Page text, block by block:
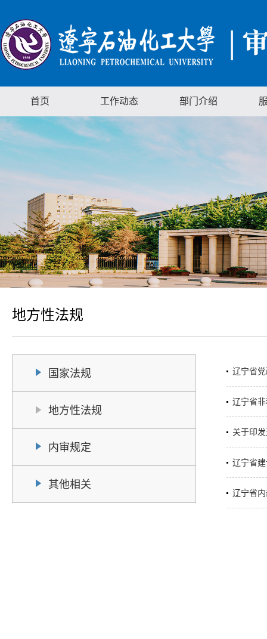
首页 工作动态 部门介绍
地方性法规
国家法规
地方性法规
内审规定
其他相关
辽宁省
辽宁省
关于印
辽宁省
辽宁省